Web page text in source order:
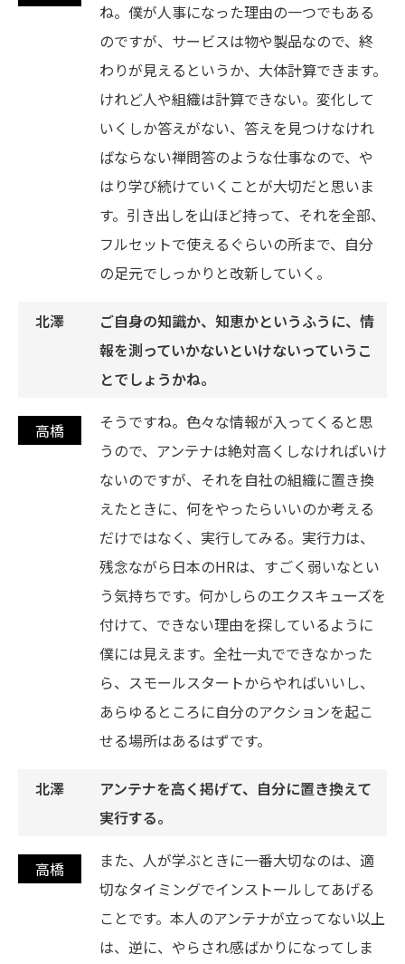
ね。僕が人事になった理由の一つでもある
のですが、サービスは物や製品なので、終
わりが見えるというか、大体計算できます。
けれど人や組織は計算できない。変化して
いくしか答えがない、答えを見つけなけれ
ばならない禅問答のような仕事なので、や
はり学び続けていくことが大切だと思いま
す。引き出しを山ほど持って、それを全部、
フルセットで使えるぐらいの所まで、自分
の足元でしっかりと改新していく。
ご自身の知識か、知恵かというふうに、情
報を測っていかないといけないっていうこ
とでしょうかね。
そうですね。色々な情報が入ってくると思
うので、アンテナは絶対高くしなければいけ
ないのですが、それを自社の組織に置き換
えたときに、何をやったらいいのか考える
だけではなく、実行してみる。実行力は、
残念ながら日本のHRは、すごく弱いなとい
う気持ちです。何かしらのエクスキューズを
付けて、できない理由を探しているように
僕には見えます。全社一丸でできなかった
ら、スモールスタートからやればいいし、
あらゆるところに自分のアクションを起こ
せる場所はあるはずです。
アンテナを高く掲げて、自分に置き換えて
実行する。
また、人が学ぶときに一番大切なのは、適
切なタイミングでインストールしてあげる
ことです。本人のアンテナが立ってない以上
は、逆に、やらされ感ばかりになってしま